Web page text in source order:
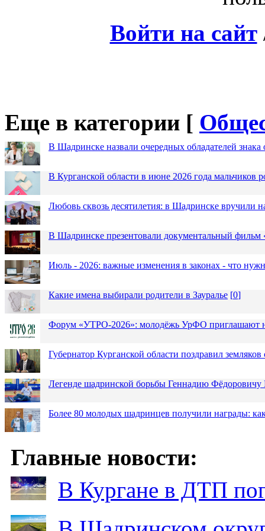
Войти на сайт
Еще в категории [
В Шадринске назвали очередных обладателей знака
В Курганской области в июне 2026 года мальчиков
Любовь сквозь десятилетия: в Шадринске вручили
В Шадринске презентовали документальный
Июль - 2026: важные изменения в законах - что
Какие имена выбирали родители в Зауралье [0]
Форум «УТРО-2026»: молодёжь УрФО приглашают
Губернатор Курганской области поздравил
Легенде шадринской борьбы Геннадию Фёдоровичу
Более 80 молодых шадринцев получили награды:
Главные новости:
В Кургане в ДТП